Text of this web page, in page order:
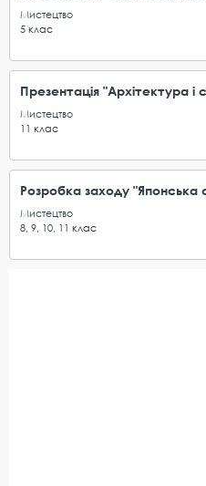
Мистецтво
5 клас
Презентація "Архітектура і
Мистецтво
11 клас
Розробка заходу
Мистецтво
8 9 10 11 клас